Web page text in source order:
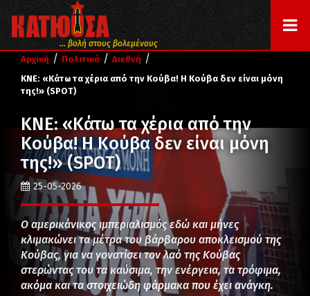
... βολή στους βολεμένους
Αρχική / Πολιτικά / Διεθνή /
ΚΝΕ: «Κάτω τα χέρια από την Κούβα! Η Κούβα δεν είναι μόνη
της!» (SPOT)
ΚΝΕ: «Κάτω τα χέρια από την
Κούβα! Η Κούβα δεν είναι μόνη
της!» (SPOT)
25-05-2026
Ο αμερικάνικος ιμπεριαλισμός εδώ και μήνες
κλιμακώνει τα μέτρα του βάρβαρου αποκλεισμού της
Κούβας, για να γονατίσει τον λαό της Κούβας
στερώντας του τα καύσιμα, την ενέργεια, τα τρόφιμα,
ακόμα και τα στοιχειώδη φάρμακα που έχει ανάγκη.